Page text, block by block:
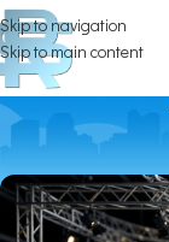
Skip to navigation
Skip to main content